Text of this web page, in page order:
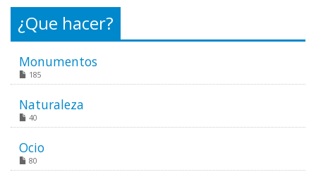
¿Que hacer?
Monumentos
185
Naturaleza
40
Ocio
80